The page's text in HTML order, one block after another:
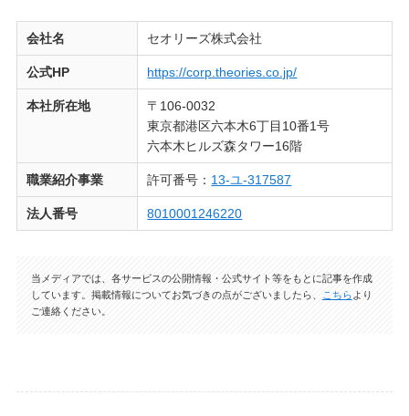
会社名 セオリーズ株式会社
公式HP https://corp.theories.co.jp/
本社所在地
〒106-0032
東京都港区六本木6丁目10番1号
六本木ヒルズ森タワー16階
職業紹介事業 許可番号： 13-ユ-317587
法人番号 8010001246220
当メディアでは、各サービスの公開情報・公式サイト等をもとに記事を作成
しています。掲載情報についてお気づきの点がございましたら、
こちら より
ご連絡ください。